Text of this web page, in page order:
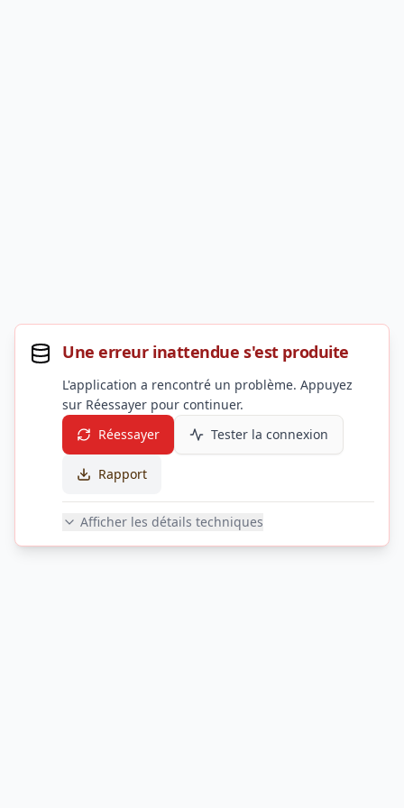
Une erreur inattendue s'est produite
L'application a rencontré un problème. Appuyez
sur Réessayer pour continuer.
Réessayer
Tester la connexion
Rapport
Afficher les détails techniques